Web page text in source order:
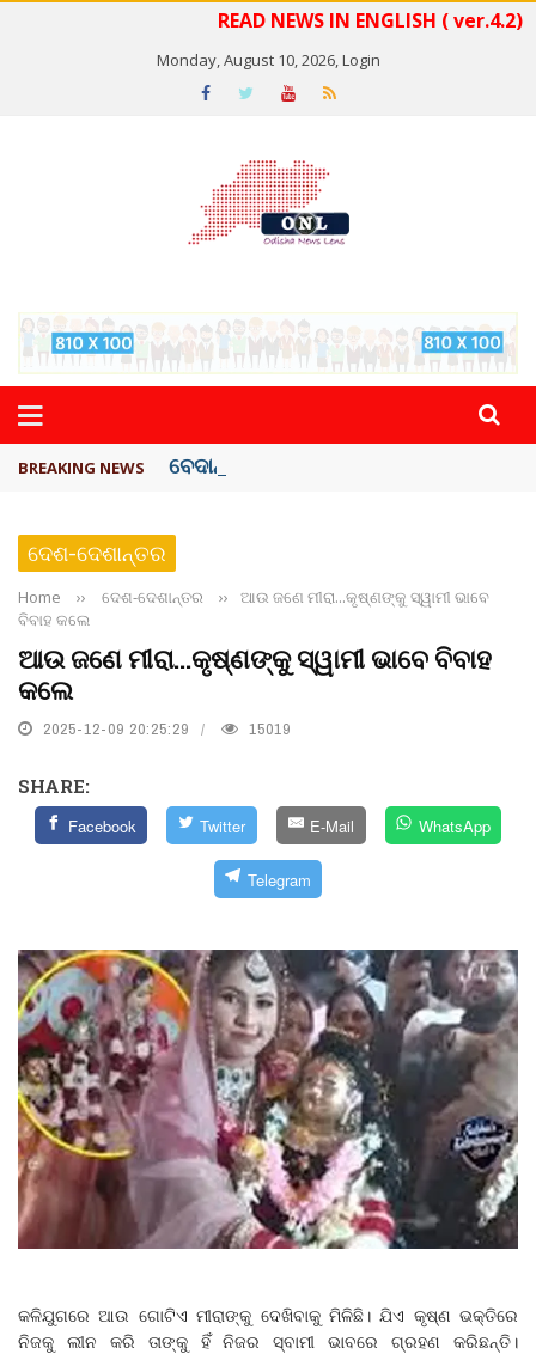
READ NEWS IN ENGLISH ( ver.4.2)
Monday, August 10, 2026,Login
BREAKING NEWS ବେଦାନ୍ତ ଆଲୁମିନିୟର ପ୍ରକଳ୍ପ ସଙ୍ଗମ ...
ଦେଶ-ଦେଶାନ୍ତର
Home ›› ଦେଶ-ଦେଶାନ୍ତର ››
ଆଉ ଜଣେ ମୀରା...କୃଷ୍ଣଙ୍କୁ ସ୍ୱାମୀ ଭାବେ
ବିବାହ କଲେ
ଆଉ ଜଣେ ମୀରା...କୃଷ୍ଣଙ୍କୁ ସ୍ୱାମୀ ଭାବେ ବିବାହ
କଲେ
2025-12-09 20:25:29 15019
SHARE:
Facebook Twitter E-Mail WhatsApp
Telegram
କଳିଯୁଗରେ ଆଉ ଗୋଟିଏ ମୀରାଙ୍କୁ ଦେଖିବାକୁ ମିଳିଛି। ଯିଏ କୃଷ୍ଣ ଭକ୍ତିରେ
ନିଜକୁ ଲୀନ କରି ତାଙ୍କୁ ହିଁ ନିଜର ସ୍ବାମୀ ଭାବରେ ଗ୍ରହଣ କରିଛନ୍ତି।